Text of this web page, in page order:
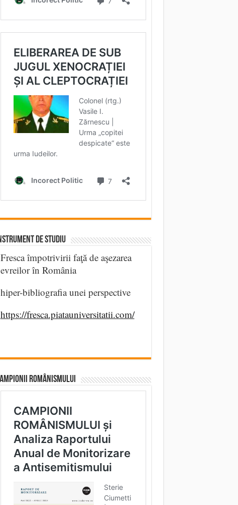
DE STUDIU
Fresca împotrivirii faţă de aşezarea
evreilor în România
hiper-bibliografia unei perspective
https://fresca.piatauniversitatii.com/
ROMÂNISMULUI